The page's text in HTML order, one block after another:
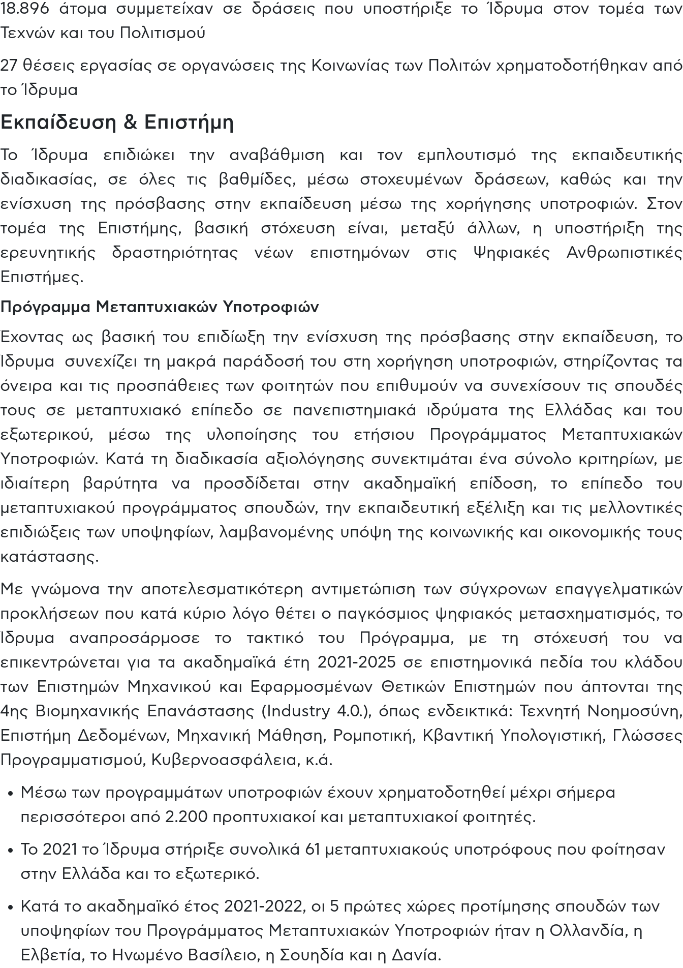
18.896 άτομα συμμετείχαν σε δράσεις που υποστήριξε το Ίδρυμα στον τομέα των
Τεχνών και του Πολιτισμού
27 θέσεις εργασίας σε οργανώσεις της Κοινωνίας των Πολιτών χρηματοδοτήθηκαν από
το Ίδρυμα
Εκπαίδευση & Επιστήμη
Το Ίδρυμα επιδιώκει την αναβάθμιση και τον εμπλουτισμό της εκπαιδευτικής
διαδικασίας, σε όλες τις βαθμίδες, μέσω στοχευμένων δράσεων, καθώς και την
ενίσχυση της πρόσβασης στην εκπαίδευση μέσω της χορήγησης υποτροφιών. Στον
τομέα της Επιστήμης, βασική στόχευση είναι, μεταξύ άλλων, η υποστήριξη της
ερευνητικής δραστηριότητας νέων επιστημόνων στις Ψηφιακές Ανθρωπιστικές
Επιστήμες.
Πρόγραμμα Μεταπτυχιακών Υποτροφιών
Έχοντας ως βασική του επιδίωξη την ενίσχυση της πρόσβασης στην εκπαίδευση, το
Ίδρυμα συνεχίζει τη μακρά παράδοσή του στη χορήγηση υποτροφιών, στηρίζοντας τα
όνειρα και τις προσπάθειες των φοιτητών που επιθυμούν να συνεχίσουν τις σπουδές
τους σε μεταπτυχιακό επίπεδο σε πανεπιστημιακά ιδρύματα της Ελλάδας και του
εξωτερικού, μέσω της υλοποίησης του ετήσιου Προγράμματος Μεταπτυχιακών
Υποτροφιών. Κατά τη διαδικασία αξιολόγησης συνεκτιμάται ένα σύνολο κριτηρίων, με
ιδιαίτερη βαρύτητα να προσδίδεται στην ακαδημαϊκή επίδοση, το επίπεδο του
μεταπτυχιακού προγράμματος σπουδών, την εκπαιδευτική εξέλιξη και τις μελλοντικές
επιδιώξεις των υποψηφίων, λαμβανομένης υπόψη της κοινωνικής και οικονομικής τους
κατάστασης.
Με γνώμονα την αποτελεσματικότερη αντιμετώπιση των σύγχρονων επαγγελματικών
προκλήσεων που κατά κύριο λόγο θέτει ο παγκόσμιος ψηφιακός μετασχηματισμός, το
Ίδρυμα αναπροσάρμοσε το τακτικό του Πρόγραμμα, με τη στόχευσή του να
επικεντρώνεται για τα ακαδημαϊκά έτη 2021-2025 σε επιστημονικά πεδία του κλάδου
των Επιστημών Μηχανικού και Εφαρμοσμένων Θετικών Επιστημών που άπτονται της
4ης Βιομηχανικής Επανάστασης (Industry 4.0.), όπως ενδεικτικά: Τεχνητή Νοημοσύνη,
Επιστήμη Δεδομένων, Μηχανική Μάθηση, Ρομποτική, Κβαντική Υπολογιστική, Γλώσσες
Προγραμματισμού, Κυβερνοασφάλεια, κ.ά.
Μέσω των προγραμμάτων υποτροφιών έχουν χρηματοδοτηθεί μέχρι σήμερα
περισσότεροι από 2.200 προπτυχιακοί και μεταπτυχιακοί φοιτητές.
Το 2021 το Ίδρυμα στήριξε συνολικά 61 μεταπτυχιακούς υποτρόφους που φοίτησαν
στην Ελλάδα και το εξωτερικό.
Κατά τo ακαδημαϊκό έτος 2021-2022, οι 5 πρώτες χώρες προτίμησης σπουδών των
υποψηφίων του Προγράμματος Μεταπτυχιακών Υποτροφιών ήταν η Ολλανδία, η
Ελβετία, το Ηνωμένο Βασίλειο, η Σουηδία και η Δανία.